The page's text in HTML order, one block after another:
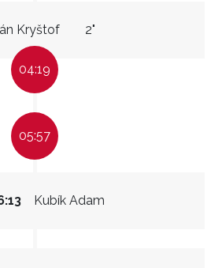
Kryštof 2"
04:19
05:57
Kubík Adam